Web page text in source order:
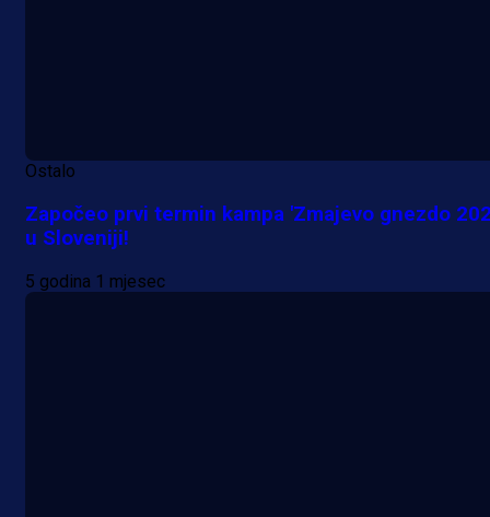
Ostalo
Započeo prvi termin kampa 'Zmajevo gnezdo
u Sloveniji!
5 godina 1 mjesec